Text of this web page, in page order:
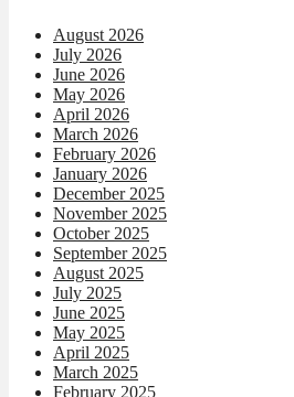
August 2026
July 2026
June 2026
May 2026
April 2026
March 2026
February 2026
January 2026
December 2025
November 2025
October 2025
September 2025
August 2025
July 2025
June 2025
May 2025
April 2025
March 2025
February 2025